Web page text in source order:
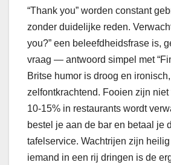
“Thank you” worden constant
zonder duidelijke reden.
you?” een beleefdheidsfrase is,
vraag — antwoord simpel met
Britse humor is droog en
zelfontkrachtend. Fooien zijn
10-15% in restaurants wordt
bestel je aan de bar en betaal je
tafelservice. Wachtrijen zijn
iemand in een rij dringen is de